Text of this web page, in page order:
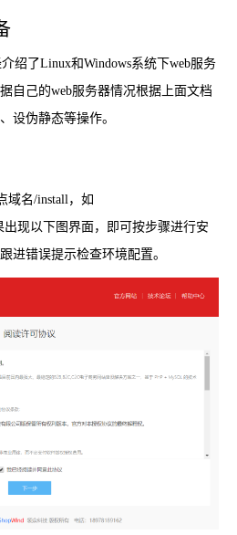
绍了Linux和Windows系统下web服务
自己的web服务器情况根据上面文档
设伪静态等操作。
域名/install，如
出现以下图界面，即可按步骤进行安
进错误提示检查环境配置。